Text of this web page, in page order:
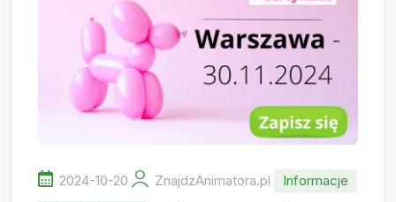
2024-10-20 ZnajdzAnimatora.pl
Informacje